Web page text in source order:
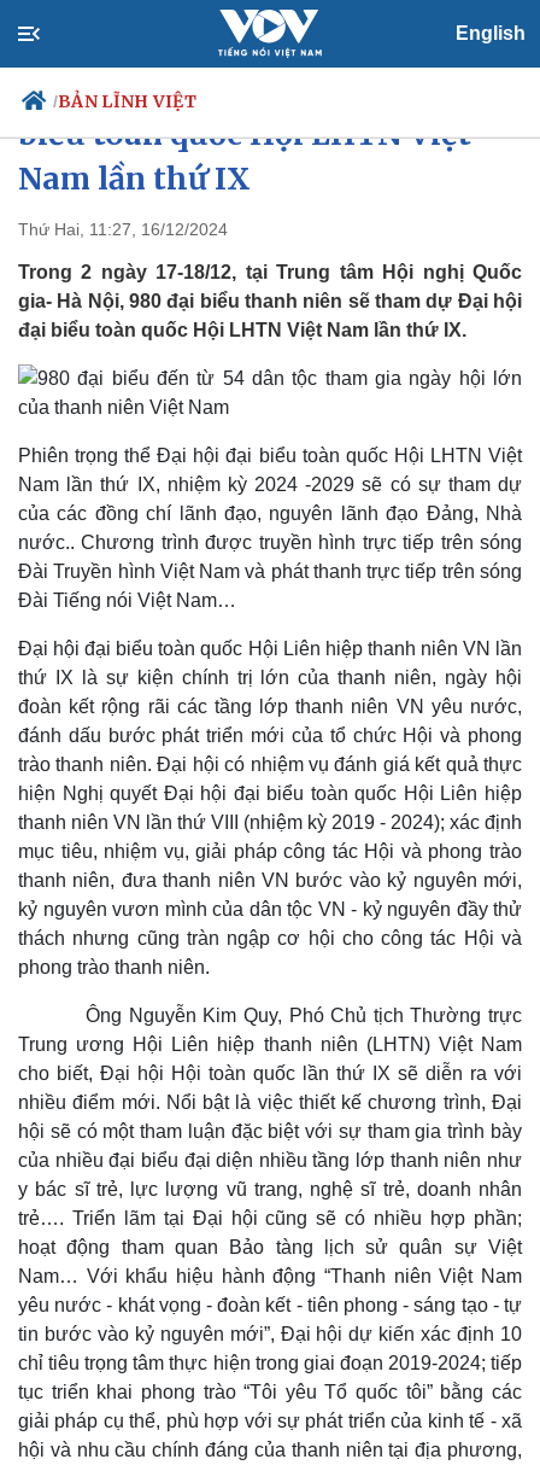
English
/BẢN LĨNH VIỆT
Chính trị
Tổ chức nhân sự
Quốc hội
Nhận diện sự thật
Dự báo thời tiết
Giáo dục
Dấu ấn VOV
Biển đảo
Thế giới
Quan sát
Cuộc sống đó đây
Hồ sơ
Multimedia
Video
Ảnh
E-Magazine
Infographic
Kinh tế
Bất động sản
Khởi nghiệp
Thị trường
Giá vàng
Tiêu dùng
Tỷ giá
Chứng khoán
Giá cà phê
980 đại biểu tham dự Đại hội đại
biểu toàn quốc Hội LHTN Việt
Nam lần thứ IX
Thứ Hai, 11:27, 16/12/2024
Trong 2 ngày 17-18/12, tại Trung tâm Hội nghị Quốc
gia- Hà Nội, 980 đại biểu thanh niên sẽ tham dự Đại hội
đại biểu toàn quốc Hội LHTN Việt Nam lần thứ IX.
Phiên trọng thể Đại hội đại biểu toàn quốc Hội LHTN Việt
Nam lần thứ IX, nhiệm kỳ 2024 -2029 sẽ có sự tham dự
của các đồng chí lãnh đạo, nguyên lãnh đạo Đảng, Nhà
nước.. Chương trình được truyền hình trực tiếp trên sóng
Đài Truyền hình Việt Nam và phát thanh trực tiếp trên sóng
Đài Tiếng nói Việt Nam…
Đại hội đại biểu toàn quốc Hội Liên hiệp thanh niên VN lần
thứ IX là sự kiện chính trị lớn của thanh niên, ngày hội
đoàn kết rộng rãi các tầng lớp thanh niên VN yêu nước,
đánh dấu bước phát triển mới của tổ chức Hội và phong
trào thanh niên. Đại hội có nhiệm vụ đánh giá kết quả thực
hiện Nghị quyết Đại hội đại biểu toàn quốc Hội Liên hiệp
thanh niên VN lần thứ VIII (nhiệm kỳ 2019 - 2024); xác định
mục tiêu, nhiệm vụ, giải pháp công tác Hội và phong trào
thanh niên, đưa thanh niên VN bước vào kỷ nguyên mới,
kỷ nguyên vươn mình của dân tộc VN - kỷ nguyên đầy thử
thách nhưng cũng tràn ngập cơ hội cho công tác Hội và
phong trào thanh niên.
Ông Nguyễn Kim Quy, Phó Chủ tịch Thường trực
Trung ương Hội Liên hiệp thanh niên (LHTN) Việt Nam
cho biết, Đại hội Hội toàn quốc lần thứ IX sẽ diễn ra với
nhiều điểm mới. Nổi bật là việc thiết kế chương trình, Đại
hội sẽ có một tham luận đặc biệt với sự tham gia trình bày
của nhiều đại biểu đại diện nhiều tầng lớp thanh niên như
y bác sĩ trẻ, lực lượng vũ trang, nghệ sĩ trẻ, doanh nhân
trẻ…. Triển lãm tại Đại hội cũng sẽ có nhiều hợp phần;
hoạt động tham quan Bảo tàng lịch sử quân sự Việt
Nam… Với khẩu hiệu hành động “Thanh niên Việt Nam
yêu nước - khát vọng - đoàn kết - tiên phong - sáng tạo - tự
tin bước vào kỷ nguyên mới”, Đại hội dự kiến xác định 10
chỉ tiêu trọng tâm thực hiện trong giai đoạn 2019-2024; tiếp
tục triển khai phong trào “Tôi yêu Tổ quốc tôi” bằng các
giải pháp cụ thể, phù hợp với sự phát triển của kinh tế - xã
hội và nhu cầu chính đáng của thanh niên tại địa phương,